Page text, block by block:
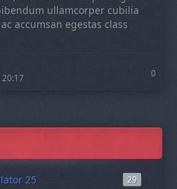
ullamcorper cubilia
accumsan egestas class
0
25 29